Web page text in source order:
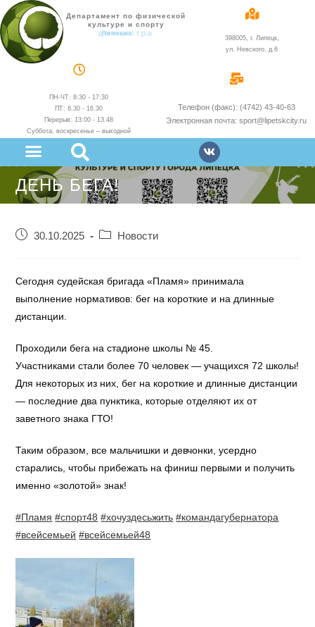
Департамент по физической
культуре и спорту
администрации
398005, г. Липецк,
ул. Невского, д.6
ПН-ЧТ: 8:30 - 17:30
ПТ: 8.30 - 16.30
Перерыв: 13:00 - 13.48
Суббота, воскресенье – выходной
Телефон (факс): (4742) 43-40-63
Электронная почта: sport@lipetskcity.ru
ДЕНЬ БЕГА!
30.10.2025 Новости
Сегодня судейская бригада «Пламя» принимала
выполнение нормативов: бег на короткие и на длинные
дистанции.
Проходили бега на стадионе школы № 45.
Участниками стали более 70 человек — учащихся 72 школы!
Для некоторых из них, бег на короткие и длинные дистанции
— последние два пунктика, которые отделяют их от
заветного знака ГТО!
Таким образом, все мальчишки и девчонки, усердно
старались, чтобы прибежать на финиш первыми и получить
именно «золотой» знак!
#Пламя #спорт48 #хочуздесьжить #командагубернатора
#всейсемьей #всейсемьей48